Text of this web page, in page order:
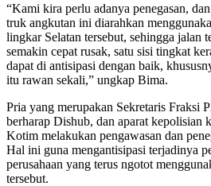
“Kami kira perlu adanya penegasan,
truk angkutan ini diarahkan
lingkar Selatan tersebut, sehingga jalan
semakin cepat rusak, satu sisi tingkat
dapat di antisipasi dengan baik,
itu rawan sekali,” ungkap Bima.
Pria yang merupakan Sekretaris
berharap Dishub, dan aparat kepolisian
Kotim melakukan pengawasan dan
Hal ini guna mengantisipasi terjadinya
perusahaan yang terus ngotot
tersebut.